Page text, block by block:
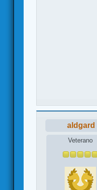
aldgard
Veterano